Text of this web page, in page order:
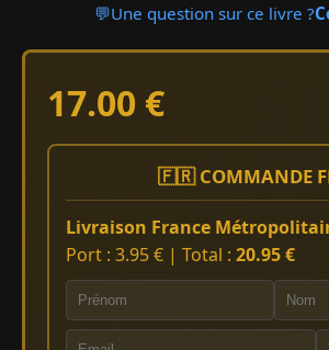
💬Une question sur ce livre ?
17.00 €
🇫🇷 COMMANDE
Livraison France
Port : 3.95 € | Total : 20.95 €